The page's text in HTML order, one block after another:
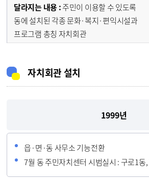
주민이 이용할 수 있도록
동에 설치된 각종 문화·복지·편익시설과
프로그램 총칭 자치회관
자치회관 설치
1999년
읍·면·동 사무소 기능전환
7월 동 주민자치센터 시범실시 : 구로1동